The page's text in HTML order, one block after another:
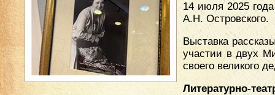
14 июля 2025
А.Н. Островского.
Выставка
участии в двух
своего великого
Литературно-